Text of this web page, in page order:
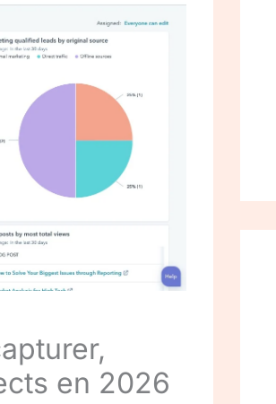
en 2026